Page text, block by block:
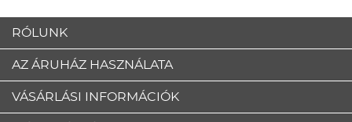
RÓLUNK
AZ ÁRUHÁZ HASZNÁLATA
VÁSÁRLÁSI INFORMÁCIÓK